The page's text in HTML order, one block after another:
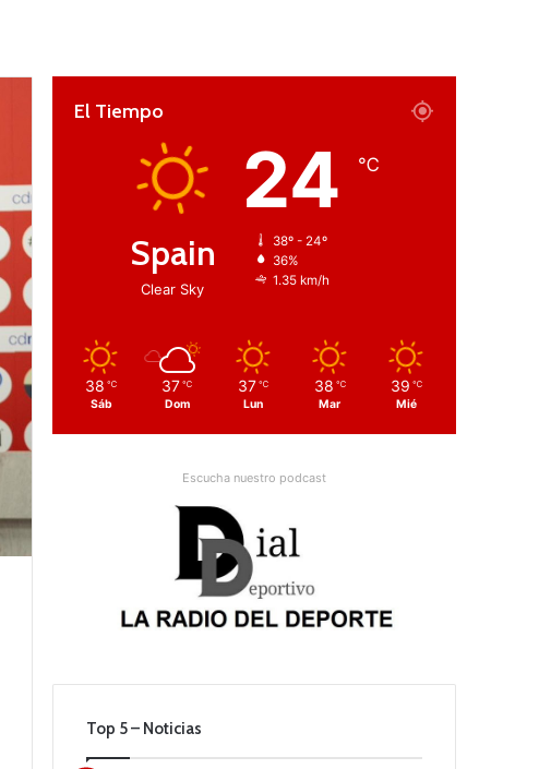
El Tiempo
Spain
Clear Sky
24 ℃
38º - 24º
36%
1.35 km/h
38 ℃
Sáb
37 ℃
Dom
37 ℃
Lun
38 ℃
Mar
39 ℃
Mié
Escucha nuestro podcast
Top 5 – Noticias